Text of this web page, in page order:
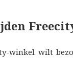
winkel wilt